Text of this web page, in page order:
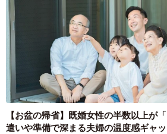
【お盆の帰省】既婚女性の半数以上
遣いや準備で深まる夫婦の温度感ギャ